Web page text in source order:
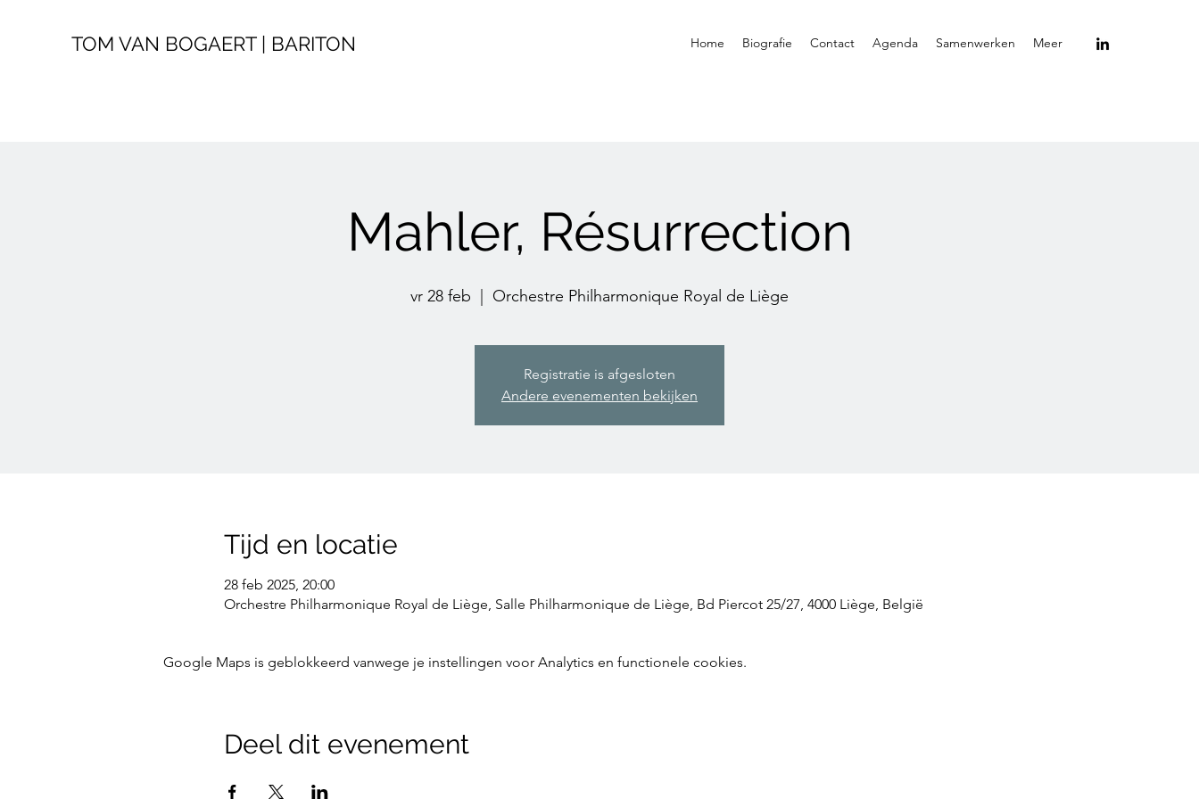
TOM VAN BOGAERT | BARITON Home Biografie Contact Agenda Samenwerken Meer
Mahler, Résurrection
vr 28 feb Orchestre Philharmonique Royal de Liège
Registratie is afgesloten
Andere evenementen bekijken
Tijd en locatie
28 feb 2025, 20:00
Orchestre Philharmonique Royal de Liège, Salle Philharmonique de Liège, Bd Piercot 25/27, 4000 Liège, België
Google Maps is geblokkeerd vanwege je instellingen voor Analytics en functionele cookies.
Deel dit evenement